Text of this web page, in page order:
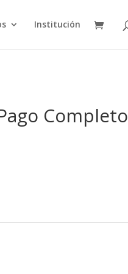
Institución
Completo